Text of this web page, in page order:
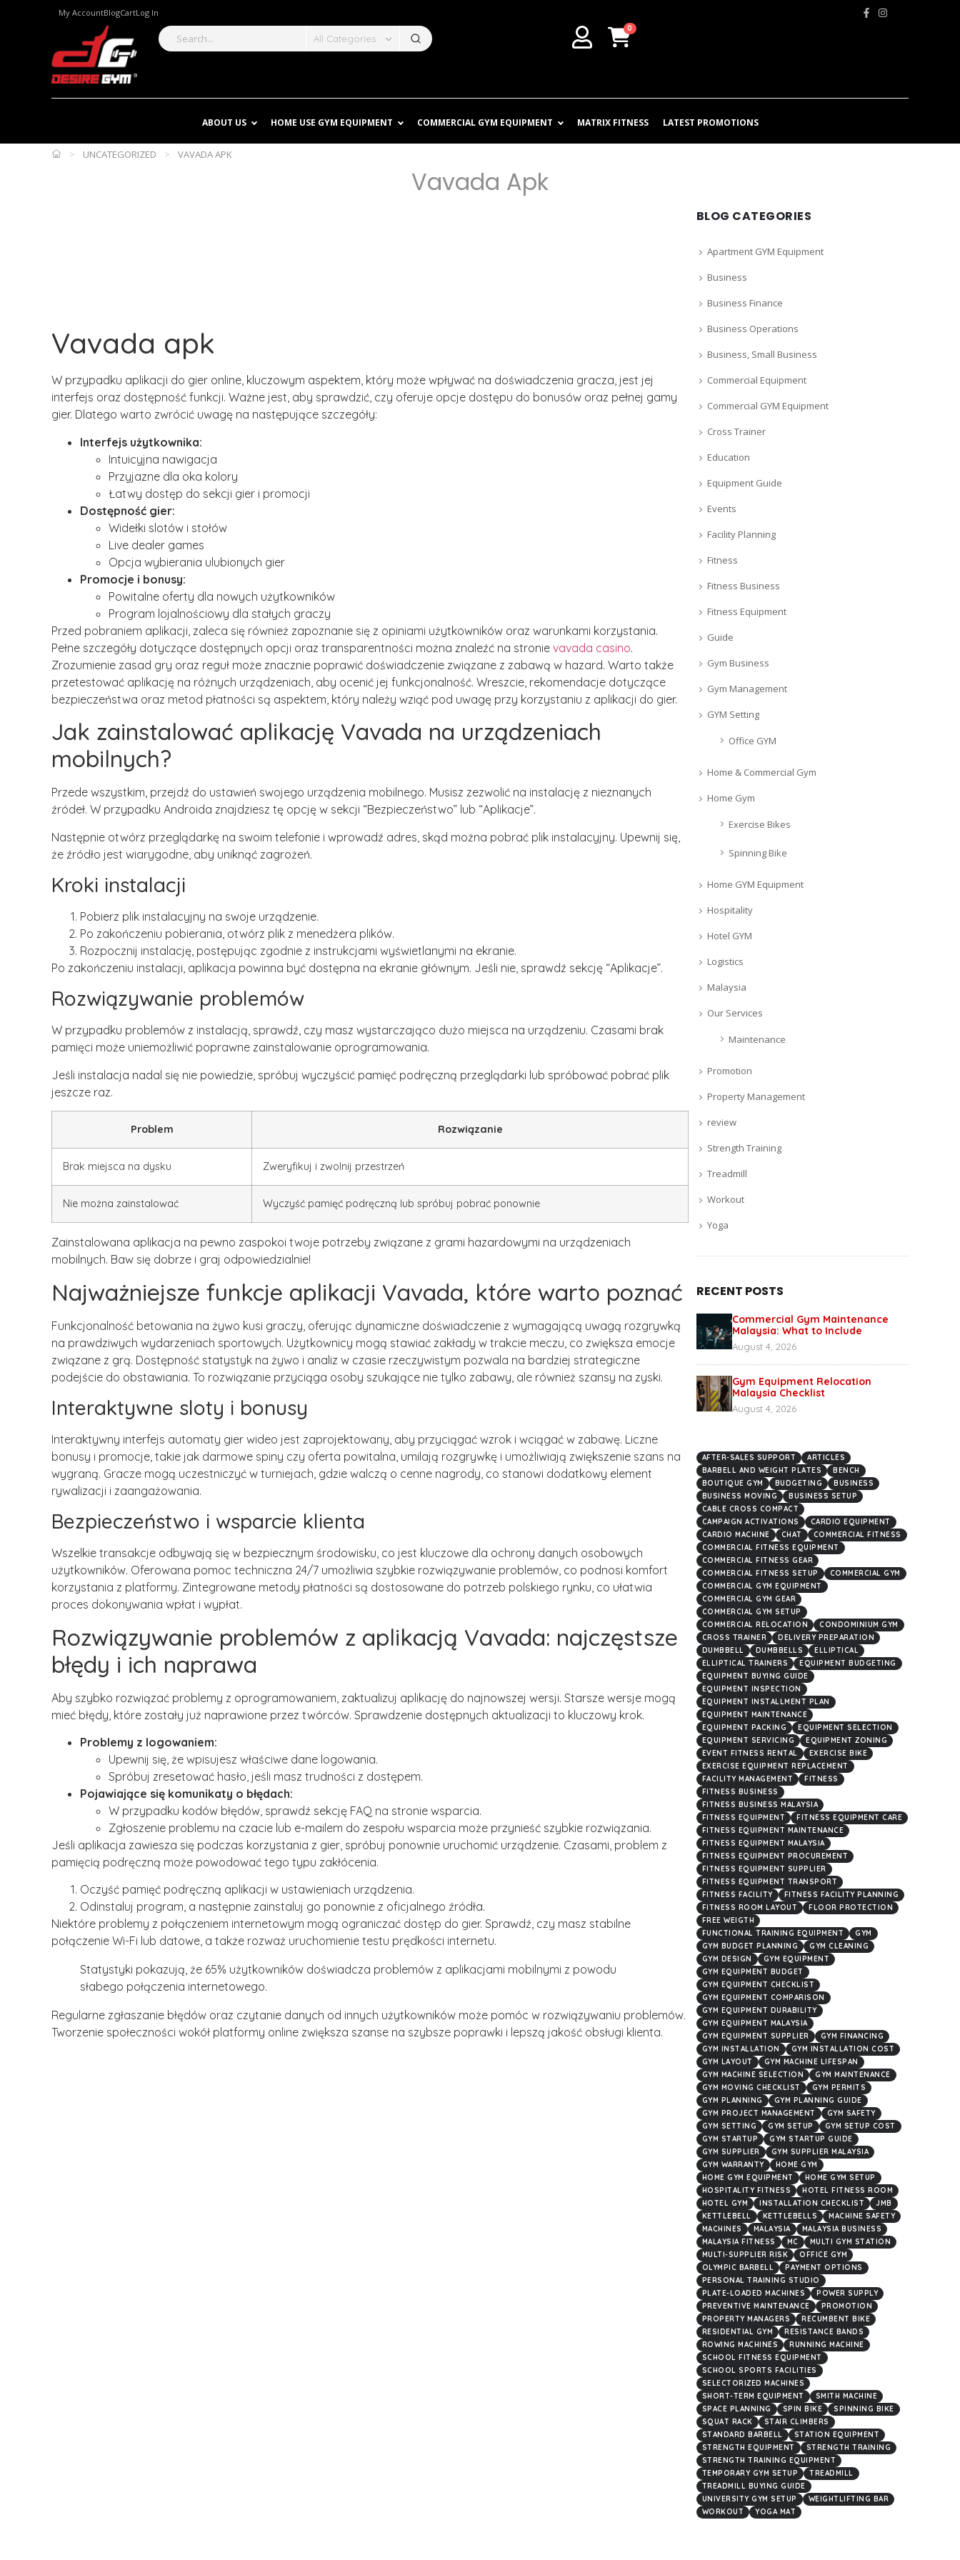
My AccountBlogCartLog In
All Categories
0
ABOUT US HOME USE GYM EQUIPMENT COMMERCIAL GYM EQUIPMENT MATRIX FITNESS LATEST PROMOTIONS
> UNCATEGORIZED > VAVADA APK
Vavada Apk
Vavada apk
W przypadku aplikacji do gier online, kluczowym aspektem, który może wpływać na doświadczenia gracza, jest jej
interfejs oraz dostępność funkcji. Ważne jest, aby sprawdzić, czy oferuje opcje dostępu do bonusów oraz pełnej gamy
gier. Dlatego warto zwrócić uwagę na następujące szczegóły:
Interfejs użytkownika:
Intuicyjna nawigacja
Przyjazne dla oka kolory
Łatwy dostęp do sekcji gier i promocji
Dostępność gier:
Widełki slotów i stołów
Live dealer games
Opcja wybierania ulubionych gier
Promocje i bonusy:
Powitalne oferty dla nowych użytkowników
Program lojalnościowy dla stałych graczy
Przed pobraniem aplikacji, zaleca się również zapoznanie się z opiniami użytkowników oraz warunkami korzystania.
Pełne szczegóły dotyczące dostępnych opcji oraz transparentności można znaleźć na stronie vavada casino.
Zrozumienie zasad gry oraz reguł może znacznie poprawić doświadczenie związane z zabawą w hazard. Warto także
przetestować aplikację na różnych urządzeniach, aby ocenić jej funkcjonalność. Wreszcie, rekomendacje dotyczące
bezpieczeństwa oraz metod płatności są aspektem, który należy wziąć pod uwagę przy korzystaniu z aplikacji do gier.
Jak zainstalować aplikację Vavada na urządzeniach
mobilnych?
Przede wszystkim, przejdź do ustawień swojego urządzenia mobilnego. Musisz zezwolić na instalację z nieznanych
źródeł. W przypadku Androida znajdziesz tę opcję w sekcji “Bezpieczeństwo” lub “Aplikacje”.
Następnie otwórz przeglądarkę na swoim telefonie i wprowadź adres, skąd można pobrać plik instalacyjny. Upewnij się,
że źródło jest wiarygodne, aby uniknąć zagrożeń.
Kroki instalacji
Pobierz plik instalacyjny na swoje urządzenie.
Po zakończeniu pobierania, otwórz plik z menedżera plików.
Rozpocznij instalację, postępując zgodnie z instrukcjami wyświetlanymi na ekranie.
Po zakończeniu instalacji, aplikacja powinna być dostępna na ekranie głównym. Jeśli nie, sprawdź sekcję “Aplikacje”.
Rozwiązywanie problemów
W przypadku problemów z instalacją, sprawdź, czy masz wystarczająco dużo miejsca na urządzeniu. Czasami brak
pamięci może uniemożliwić poprawne zainstalowanie oprogramowania.
Jeśli instalacja nadal się nie powiedzie, spróbuj wyczyścić pamięć podręczną przeglądarki lub spróbować pobrać plik
jeszcze raz.
Problem Rozwiązanie
Brak miejsca na dysku Zweryfikuj i zwolnij przestrzeń
Nie można zainstalować Wyczyść pamięć podręczną lub spróbuj pobrać ponownie
Zainstalowana aplikacja na pewno zaspokoi twoje potrzeby związane z grami hazardowymi na urządzeniach
mobilnych. Baw się dobrze i graj odpowiedzialnie!
Najważniejsze funkcje aplikacji Vavada, które warto poznać
Funkcjonalność betowania na żywo kusi graczy, oferując dynamiczne doświadczenie z wymagającą uwagą rozgrywką
na prawdziwych wydarzeniach sportowych. Użytkownicy mogą stawiać zakłady w trakcie meczu, co zwiększa emocje
związane z grą. Dostępność statystyk na żywo i analiz w czasie rzeczywistym pozwala na bardziej strategiczne
podejście do obstawiania. To rozwiązanie przyciąga osoby szukające nie tylko zabawy, ale również szansy na zyski.
Interaktywne sloty i bonusy
Interaktywny interfejs automaty gier wideo jest zaprojektowany, aby przyciągać wzrok i wciągać w zabawę. Liczne
bonusy i promocje, takie jak darmowe spiny czy oferta powitalna, umilają rozgrywkę i umożliwiają zwiększenie szans na
wygraną. Gracze mogą uczestniczyć w turniejach, gdzie walczą o cenne nagrody, co stanowi dodatkowy element
rywalizacji i zaangażowania.
Bezpieczeństwo i wsparcie klienta
Wszelkie transakcje odbywają się w bezpiecznym środowisku, co jest kluczowe dla ochrony danych osobowych
użytkowników. Oferowana pomoc techniczna 24/7 umożliwia szybkie rozwiązywanie problemów, co podnosi komfort
korzystania z platformy. Zintegrowane metody płatności są dostosowane do potrzeb polskiego rynku, co ułatwia
proces dokonywania wpłat i wypłat.
Rozwiązywanie problemów z aplikacją Vavada: najczęstsze
błędy i ich naprawa
Aby szybko rozwiązać problemy z oprogramowaniem, zaktualizuj aplikację do najnowszej wersji. Starsze wersje mogą
mieć błędy, które zostały już naprawione przez twórców. Sprawdzenie dostępnych aktualizacji to kluczowy krok.
Problemy z logowaniem:
Upewnij się, że wpisujesz właściwe dane logowania.
Spróbuj zresetować hasło, jeśli masz trudności z dostępem.
Pojawiające się komunikaty o błędach:
W przypadku kodów błędów, sprawdź sekcję FAQ na stronie wsparcia.
Zgłoszenie problemu na czacie lub e-mailem do zespołu wsparcia może przynieść szybkie rozwiązania.
Jeśli aplikacja zawiesza się podczas korzystania z gier, spróbuj ponownie uruchomić urządzenie. Czasami, problem z
pamięcią podręczną może powodować tego typu zakłócenia.
Oczyść pamięć podręczną aplikacji w ustawieniach urządzenia.
Odinstaluj program, a następnie zainstaluj go ponownie z oficjalnego źródła.
Niektóre problemy z połączeniem internetowym mogą ograniczać dostęp do gier. Sprawdź, czy masz stabilne
połączenie Wi-Fi lub datowe, a także rozważ uruchomienie testu prędkości internetu.
Statystyki pokazują, że 65% użytkowników doświadcza problemów z aplikacjami mobilnymi z powodu
słabego połączenia internetowego.
Regularne zgłaszanie błędów oraz czytanie danych od innych użytkowników może pomóc w rozwiązywaniu problemów.
Tworzenie społeczności wokół platformy online zwiększa szanse na szybsze poprawki i lepszą jakość obsługi klienta.
BLOG CATEGORIES
Apartment GYM Equipment
Business
Business Finance
Business Operations
Business, Small Business
Commercial Equipment
Commercial GYM Equipment
Cross Trainer
Education
Equipment Guide
Events
Facility Planning
Fitness
Fitness Business
Fitness Equipment
Guide
Gym Business
Gym Management
GYM Setting
Office GYM
Home & Commercial Gym
Home Gym
Exercise Bikes
Spinning Bike
Home GYM Equipment
Hospitality
Hotel GYM
Logistics
Malaysia
Our Services
Maintenance
Promotion
Property Management
review
Strength Training
Treadmill
Workout
Yoga
RECENT POSTS
Commercial Gym Maintenance
Malaysia: What to Include
August 4, 2026
Gym Equipment Relocation
Malaysia Checklist
August 4, 2026
AFTER-SALES SUPPORT
ARTICLES
BARBELL AND WEIGHT PLATES
BENCH
BOUTIQUE GYM
BUDGETING
BUSINESS
BUSINESS MOVING
BUSINESS SETUP
CABLE CROSS COMPACT
CAMPAIGN ACTIVATIONS
CARDIO EQUIPMENT
CARDIO MACHINE
CHAT
COMMERCIAL FITNESS
COMMERCIAL FITNESS EQUIPMENT
COMMERCIAL FITNESS GEAR
COMMERCIAL FITNESS SETUP
COMMERCIAL GYM
COMMERCIAL GYM EQUIPMENT
COMMERCIAL GYM GEAR
COMMERCIAL GYM SETUP
COMMERCIAL RELOCATION
CONDOMINIUM GYM
CROSS TRAINER
DELIVERY PREPARATION
DUMBBELL
DUMBBELLS
ELLIPTICAL
ELLIPTICAL TRAINERS
EQUIPMENT BUDGETING
EQUIPMENT BUYING GUIDE
EQUIPMENT INSPECTION
EQUIPMENT INSTALLMENT PLAN
EQUIPMENT MAINTENANCE
EQUIPMENT PACKING
EQUIPMENT SELECTION
EQUIPMENT SERVICING
EQUIPMENT ZONING
EVENT FITNESS RENTAL
EXERCISE BIKE
EXERCISE EQUIPMENT REPLACEMENT
FACILITY MANAGEMENT
FITNESS
FITNESS BUSINESS
FITNESS BUSINESS MALAYSIA
FITNESS EQUIPMENT
FITNESS EQUIPMENT CARE
FITNESS EQUIPMENT MAINTENANCE
FITNESS EQUIPMENT MALAYSIA
FITNESS EQUIPMENT PROCUREMENT
FITNESS EQUIPMENT SUPPLIER
FITNESS EQUIPMENT TRANSPORT
FITNESS FACILITY
FITNESS FACILITY PLANNING
FITNESS ROOM LAYOUT
FLOOR PROTECTION
FREE WEIGTH
FUNCTIONAL TRAINING EQUIPMENT
GYM
GYM BUDGET PLANNING
GYM CLEANING
GYM DESIGN
GYM EQUIPMENT
GYM EQUIPMENT BUDGET
GYM EQUIPMENT CHECKLIST
GYM EQUIPMENT COMPARISON
GYM EQUIPMENT DURABILITY
GYM EQUIPMENT MALAYSIA
GYM EQUIPMENT SUPPLIER
GYM FINANCING
GYM INSTALLATION
GYM INSTALLATION COST
GYM LAYOUT
GYM MACHINE LIFESPAN
GYM MACHINE SELECTION
GYM MAINTENANCE
GYM MOVING CHECKLIST
GYM PERMITS
GYM PLANNING
GYM PLANNING GUIDE
GYM PROJECT MANAGEMENT
GYM SAFETY
GYM SETTING
GYM SETUP
GYM SETUP COST
GYM STARTUP
GYM STARTUP GUIDE
GYM SUPPLIER
GYM SUPPLIER MALAYSIA
GYM WARRANTY
HOME GYM
HOME GYM EQUIPMENT
HOME GYM SETUP
HOSPITALITY FITNESS
HOTEL FITNESS ROOM
HOTEL GYM
INSTALLATION CHECKLIST
JMB
KETTLEBELL
KETTLEBELLS
MACHINE SAFETY
MACHINES
MALAYSIA
MALAYSIA BUSINESS
MALAYSIA FITNESS
MC
MULTI GYM STATION
MULTI-SUPPLIER RISK
OFFICE GYM
OLYMPIC BARBELL
PAYMENT OPTIONS
PERSONAL TRAINING STUDIO
PLATE-LOADED MACHINES
POWER SUPPLY
PREVENTIVE MAINTENANCE
PROMOTION
PROPERTY MANAGERS
RECUMBENT BIKE
RESIDENTIAL GYM
RESISTANCE BANDS
ROWING MACHINES
RUNNING MACHINE
SCHOOL FITNESS EQUIPMENT
SCHOOL SPORTS FACILITIES
SELECTORIZED MACHINES
SHORT-TERM EQUIPMENT
SMITH MACHINE
SPACE PLANNING
SPIN BIKE
SPINNING BIKE
SQUAT RACK
STAIR CLIMBERS
STANDARD BARBELL
STATION EQUIPMENT
STRENGTH EQUIPMENT
STRENGTH TRAINING
STRENGTH TRAINING EQUIPMENT
TEMPORARY GYM SETUP
TREADMILL
TREADMILL BUYING GUIDE
UNIVERSITY GYM SETUP
WEIGHTLIFTING BAR
WORKOUT
YOGA MAT